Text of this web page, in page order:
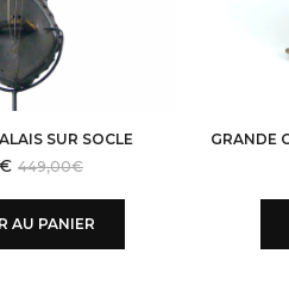
SUR SOCLE
449,00€
€
AU PANIER